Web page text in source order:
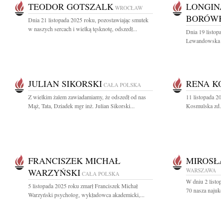
TEODOR GOTSZALK WROCŁAW
Dnia 21 listopada 2025 roku, pozostawiając smutek
w naszych sercach i wielką tęsknotę, odszedł...
Dnia 19
JULIAN SIKORSKI CAŁA POLSKA
Z wielkim żalem zawiadamiamy, że odszedł od nas
Mąż, Tata, Dziadek mgr inż. Julian Sikorski...
RENA
11 listopada
Kosmulska
FRANCISZEK MICHAŁ
WARZYŃSKI CAŁA POLSKA
5 listopada 2025 roku zmarł Franciszek Michał
Warzyński psycholog, wykładowca akademicki,...
WARSZAWA
W dniu 2
70 nasza